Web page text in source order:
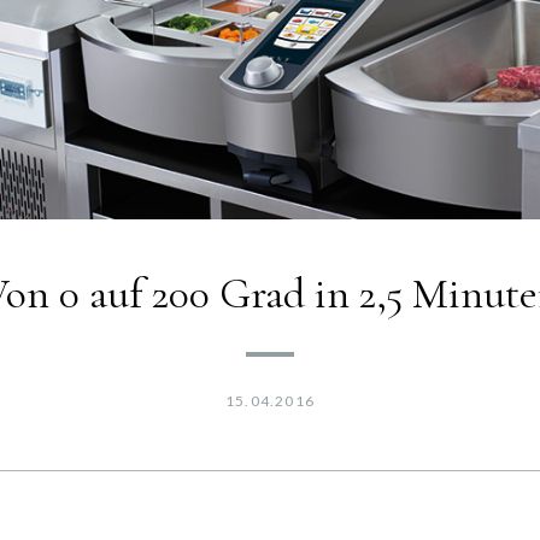
0 auf 200 Grad in 2,5
15.04.2016